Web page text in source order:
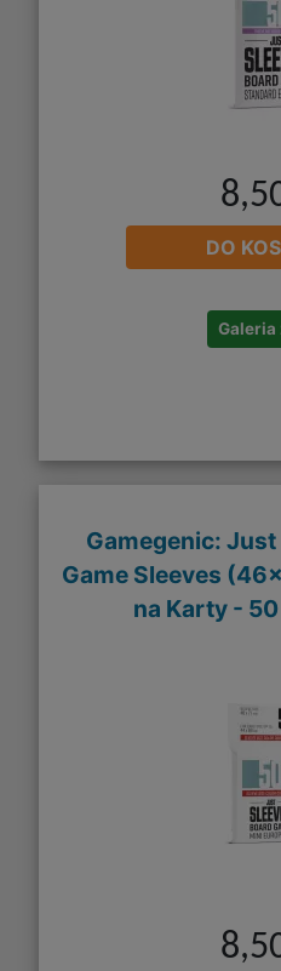
DO
Galeria
Gamegenic:
Game Sleeves
na Karty -